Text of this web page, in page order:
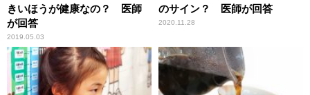
きいほうが健康なの？ 医師
が回答
2019.05.03
のサイン？ 医師が回答
2020.11.28